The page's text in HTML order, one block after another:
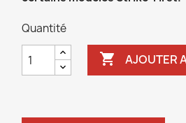
Quantité
 AJOUTER